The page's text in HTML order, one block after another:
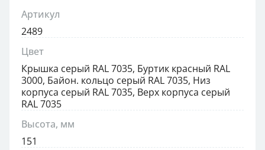
Артикул
2489
Цвет
Крышка серый RAL 7035, Буртик красный RAL
3000, Байон. кольцо серый RAL 7035, Низ
корпуса серый RAL 7035, Верх корпуса серый
RAL 7035
Высота, мм
151